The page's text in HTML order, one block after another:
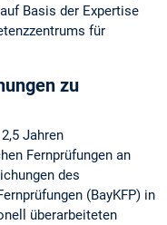
Basis der Expertise
für
zu
Jahren
Fernprüfungen an
des
(BayKFP) in
überarbeiteten